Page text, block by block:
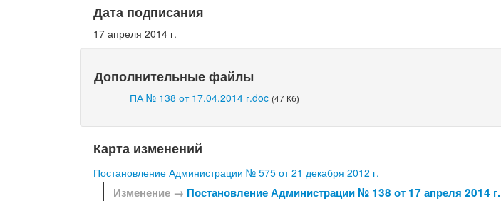
Дата подписания
17 апреля 2014 г.
Дополнительные файлы
ПА № 138 от 17.04.2014 г.doc (47 Кб)
Карта изменений
Постановление Администрации № 575 от 21 декабря 2012 г.
Изменение → Постановление Администрации № 138 от 17 апреля 2014 г.